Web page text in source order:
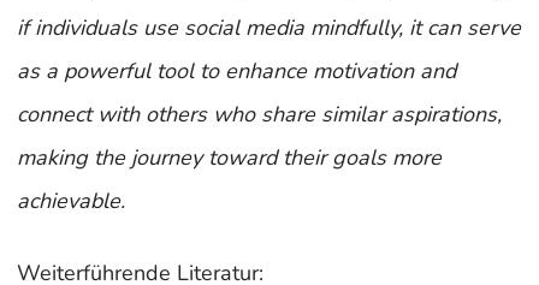
if individuals use social media mindfully, it can serve
as a powerful tool to enhance motivation and
connect with others who share similar aspirations,
making the journey toward their goals more
achievable.
Weiterführende Literatur: